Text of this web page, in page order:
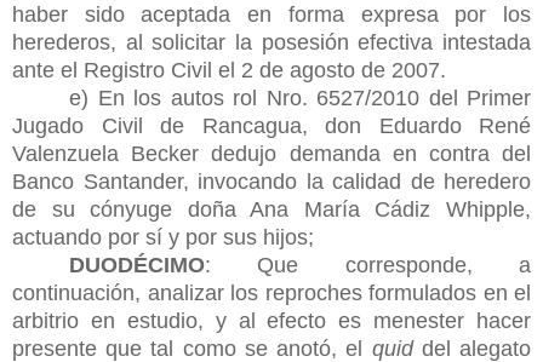
haber sido aceptada en forma expresa por los
herederos, al solicitar la posesión efectiva intestada
ante el Registro Civil el 2 de agosto de 2007.
e) En los autos rol Nro. 6527/2010 del Primer
Jugado Civil de Rancagua, don Eduardo René
Valenzuela Becker dedujo demanda en contra del
Banco Santander, invocando la calidad de heredero
de su cónyuge doña Ana María Cádiz Whipple,
actuando por sí y por sus hijos;
DUODÉCIMO: Que corresponde, a
continuación, analizar los reproches formulados en el
arbitrio en estudio, y al efecto es menester hacer
presente que tal como se anotó, el quiddel alegato